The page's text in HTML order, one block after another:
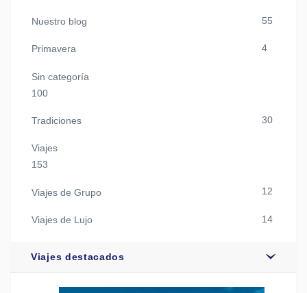
Nuestro blog 55
Primavera 4
Sin categoría
100
Tradiciones 30
Viajes
153
Viajes de Grupo 12
Viajes de Lujo 14
Viajes destacados